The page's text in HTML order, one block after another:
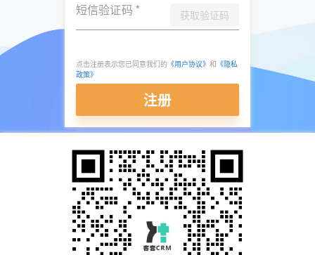
短信验证码 * 获取验证码
点击注册表示您已同意我们的 《用户协议》 和 《隐私
政策》
注册